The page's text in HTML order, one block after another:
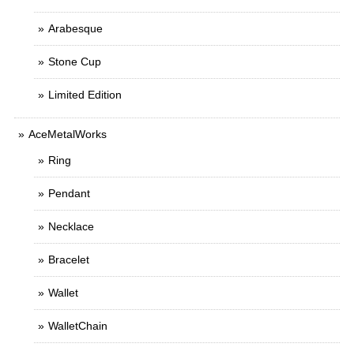
Arabesque
Stone Cup
Limited Edition
AceMetalWorks
Ring
Pendant
Necklace
Bracelet
Wallet
WalletChain